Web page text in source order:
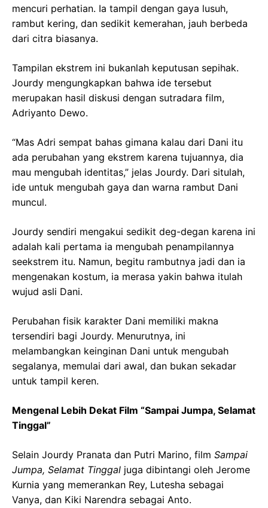
mencuri perhatian. Ia tampil dengan gaya lusuh,
rambut kering, dan sedikit kemerahan, jauh berbeda
dari citra biasanya.
Tampilan ekstrem ini bukanlah keputusan sepihak.
Jourdy mengungkapkan bahwa ide tersebut
merupakan hasil diskusi dengan sutradara film,
Adriyanto Dewo.
“Mas Adri sempat bahas gimana kalau dari Dani itu
ada perubahan yang ekstrem karena tujuannya, dia
mau mengubah identitas,” jelas Jourdy. Dari situlah,
ide untuk mengubah gaya dan warna rambut Dani
muncul.
Jourdy sendiri mengakui sedikit deg-degan karena ini
adalah kali pertama ia mengubah penampilannya
seekstrem itu. Namun, begitu rambutnya jadi dan ia
mengenakan kostum, ia merasa yakin bahwa itulah
wujud asli Dani.
Perubahan fisik karakter Dani memiliki makna
tersendiri bagi Jourdy. Menurutnya, ini
melambangkan keinginan Dani untuk mengubah
segalanya, memulai dari awal, dan bukan sekadar
untuk tampil keren.
Mengenal Lebih Dekat Film “Sampai Jumpa, Selamat
Tinggal”
Selain Jourdy Pranata dan Putri Marino, film Sampai
Jumpa, Selamat Tinggal juga dibintangi oleh Jerome
Kurnia yang memerankan Rey, Lutesha sebagai
Vanya, dan Kiki Narendra sebagai Anto.